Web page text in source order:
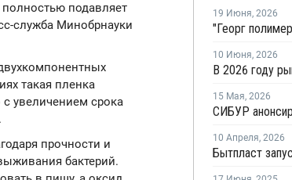
подавляет
служба Минобрнауки
такая пленка
увеличением срока
прочности и
бактерий.
19 Июня, 2026
10 Июня, 2026
15 Мая, 2026
10 Апреля, 2026